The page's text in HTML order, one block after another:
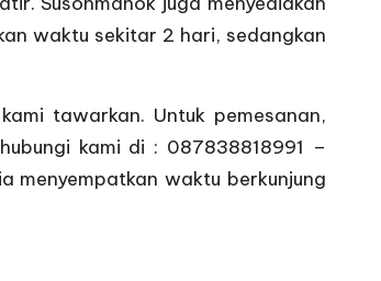
waktu sekitar 2 hari, sedangkan
tawarkan. Untuk pemesanan,
kami di : 087838818991 –
menyempatkan waktu berkunjung